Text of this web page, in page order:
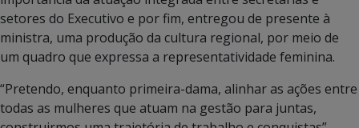
setores do Executivo e por fim, entregou de presente à
ministra, uma produção da cultura regional, por meio de
um quadro que expressa a representatividade feminina.
“Pretendo, enquanto primeira-dama, alinhar as ações entre
todas as mulheres que atuam na gestão para juntas,